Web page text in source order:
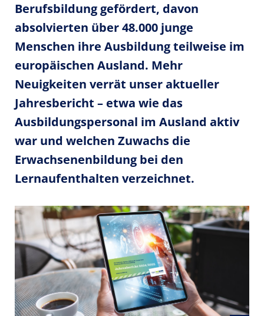
Berufsbildung gefördert, davon
absolvierten über 48.000 junge
Menschen ihre Ausbildung teilweise im
europäischen Ausland. Mehr
Neuigkeiten verrät unser aktueller
Jahresbericht – etwa wie das
Ausbildungspersonal im Ausland aktiv
war und welchen Zuwachs die
Erwachsenenbildung bei den
Lernaufenthalten verzeichnet.